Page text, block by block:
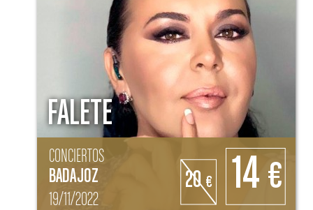
FALETE
CONCIERTOS
BADAJOZ
19/11/2022
20€ 14 €